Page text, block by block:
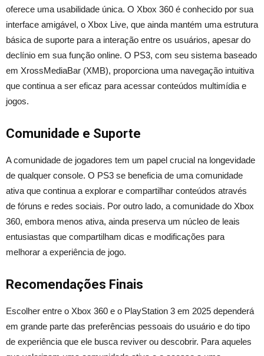
oferece uma usabilidade única. O Xbox 360 é conhecido por sua
interface amigável, o Xbox Live, que ainda mantém uma estrutura
básica de suporte para a interação entre os usuários, apesar do
declínio em sua função online. O PS3, com seu sistema baseado
em XrossMediaBar (XMB), proporciona uma navegação intuitiva
que continua a ser eficaz para acessar conteúdos multimídia e
jogos.
Comunidade e Suporte
A comunidade de jogadores tem um papel crucial na longevidade
de qualquer console. O PS3 se beneficia de uma comunidade
ativa que continua a explorar e compartilhar conteúdos através
de fóruns e redes sociais. Por outro lado, a comunidade do Xbox
360, embora menos ativa, ainda preserva um núcleo de leais
entusiastas que compartilham dicas e modificações para
melhorar a experiência de jogo.
Recomendações Finais
Escolher entre o Xbox 360 e o PlayStation 3 em 2025 dependerá
em grande parte das preferências pessoais do usuário e do tipo
de experiência que ele busca reviver ou descobrir. Para aqueles